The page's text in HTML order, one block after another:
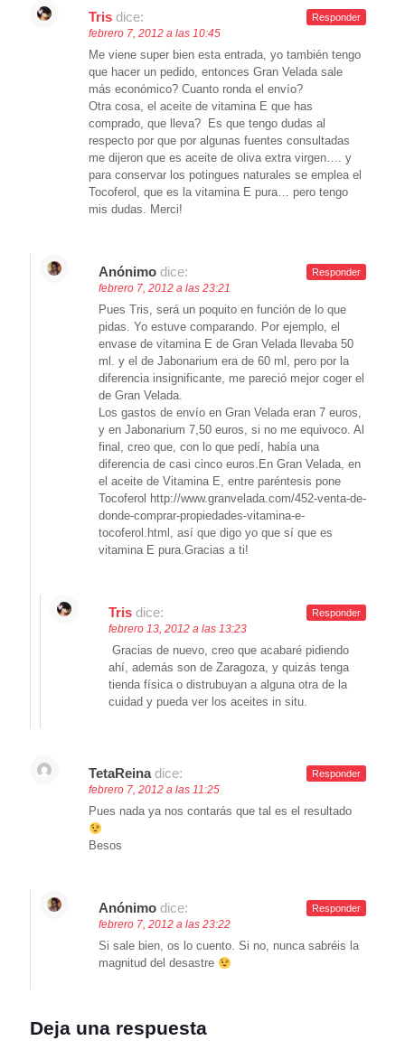
Tris dice:
febrero 7, 2012 a las 10:45
Me viene super bien esta entrada, yo también tengo
que hacer un pedido, entonces Gran Velada sale
más económico? Cuanto ronda el envío?
Otra cosa, el aceite de vitamina E que has
comprado, que lleva? Es que tengo dudas al
respecto por que por algunas fuentes consultadas
me dijeron que es aceite de oliva extra virgen…. y
para conservar los potingues naturales se emplea el
Tocoferol, que es la vitamina E pura… pero tengo
mis dudas. Merci!
Responder
Anónimo dice:
febrero 7, 2012 a las 23:21
Pues Tris, será un poquito en función de lo que
pidas. Yo estuve comparando. Por ejemplo, el
envase de vitamina E de Gran Velada llevaba 50
ml. y el de Jabonarium era de 60 ml, pero por la
diferencia insignificante, me pareció mejor coger el
de Gran Velada.
Los gastos de envío en Gran Velada eran 7 euros,
y en Jabonarium 7,50 euros, si no me equivoco. Al
final, creo que, con lo que pedí, había una
diferencia de casi cinco euros.En Gran Velada, en
el aceite de Vitamina E, entre paréntesis pone
Tocoferol http://www.granvelada.com/452-venta-de-
donde-comprar-propiedades-vitamina-e-
tocoferol.html, así que digo yo que sí que es
vitamina E pura.Gracias a ti!
Responder
Tris dice:
febrero 13, 2012 a las 13:23
Gracias de nuevo, creo que acabaré pidiendo
ahí, además son de Zaragoza, y quizás tenga
tienda física o distrubuyan a alguna otra de la
cuidad y pueda ver los aceites in situ.
Responder
TetaReina dice:
febrero 7, 2012 a las 11:25
Pues nada ya nos contarás que tal es el resultado
Besos
Responder
Anónimo dice:
febrero 7, 2012 a las 23:22
Si sale bien, os lo cuento. Si no, nunca sabréis la
magnitud del desastre
Responder
Deja una respuesta